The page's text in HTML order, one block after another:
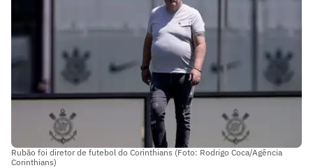
Rubão foi diretor de futebol do Corinthians (Foto: Rodrigo Coca/Agência
Corinthians)